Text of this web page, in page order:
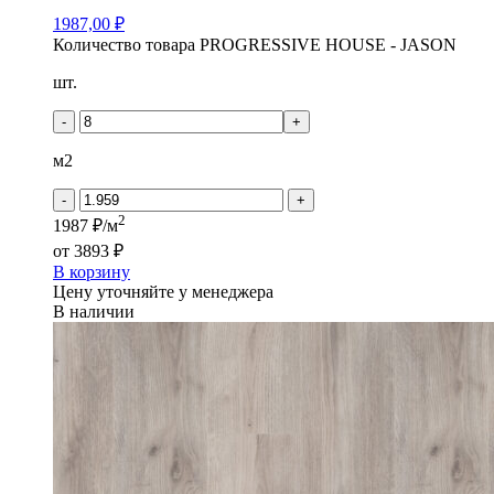
1987,00 ₽
Количество товара PROGRESSIVE HOUSE - JASON
шт.
- +
м2
- +
1987 ₽/м2
от 3893 ₽
В корзину
Цену уточняйте у менеджера
В наличии